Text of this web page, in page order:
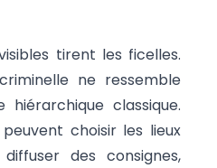
tirent les ficelles.
ne ressemble
classique.
choisir les lieux
des consignes,